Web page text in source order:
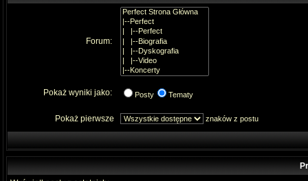
Forum:
Pokaż wyniki jako: Posty Tematy
Pokaż pierwsze znaków z postu